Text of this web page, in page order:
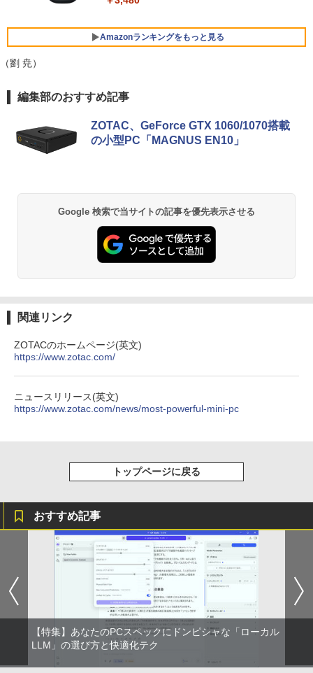
メモリ 512GB SSD 大容量バッテリー Wi
静音 office デスクトップ オフィス pc テ
ンキー付 軽量 日本語キーボード BMAX
X15pro
インチ Office付き DVD Webカメラ 無線
LAN Bluetooth 3ヶ月保証 wd2670 中古
ー内蔵 cocopar HG-245HCW [1+1年保
証]
Amazonランキングをもっと見る
BRUCE WAYNE feat. Flo Milli, ATL Jacob
[Explicit]
￥250
[Explicit]
￥250
見知らぬ糸
￥250
by Amazon 天然水 ラベルレス 500ml ×24本
富士山の天然水 バナジウム含有 水 ミネラル
ウォーター ペットボトル 静岡県産 500ミリリ
ットル (Smart Basic)
【Amazon.co.jp限定】 い・ろ・は・す 2L P
ET ラベルレス ×8本
￥1,112
] [ 水 ] [ ペットボトル ] [ 箱買い ] [ ストック
] [ 水分補給 ]
by Amazon 炭酸水 ラベルレス 500ml ×24本
強炭酸水 ペットボトル 500ミリリットル (Sm
薬屋のひとりごと 17巻 (デジタル版ビッグガ
ンガンコミックス)
￥770
クスDIGITAL)
￥594
エース)
HUNTER×HUNTER モノクロ版 39 (ジャンプ
￥572
￥810
（劉 尭）
編集部のおすすめ記事
ZOTAC、GeForce GTX 1060/1070搭載
の小型PC「MAGNUS EN10」
Google 検索で当サイトの記事を優先表示させる
関連リンク
ZOTACのホームページ(英文)
https://www.zotac.com/
ニュースリリース(英文)
https://www.zotac.com/news/most-powerful-mini-pc
トップページに戻る
おすすめ記事
【特集】あなたのPCスペックにドンピシャな「ローカル
LLM」の選び方と快適化テク